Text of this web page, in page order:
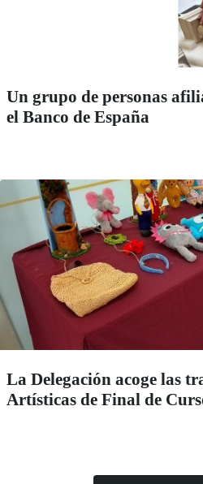
Un grupo de personas
el Banco de España
La Delegación acoge las
Artísticas de Final de